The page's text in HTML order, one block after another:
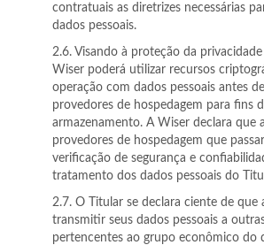
contratuais as diretrizes necessárias
dados pessoais.
2.6. Visando à proteção da
Wiser poderá utilizar recursos
operação com dados pessoais antes
provedores de hospedagem para fins
armazenamento. A Wiser declara que
provedores de hospedagem que
verificação de segurança e
tratamento dos dados pessoais do
2.7. O Titular se declara ciente de que
transmitir seus dados pessoais a
pertencentes ao grupo econômico do